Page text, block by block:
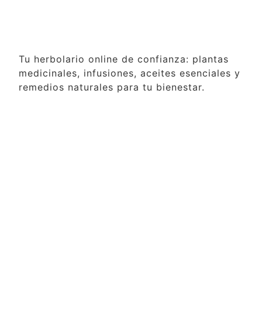
Tu herbolario online de confianza: plantas
medicinales, infusiones, aceites esenciales y
remedios naturales para tu bienestar.